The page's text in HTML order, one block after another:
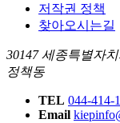
저작권 정책
찾아오시는길
30147 세종특별자
정책동
TEL 044-414-
Email